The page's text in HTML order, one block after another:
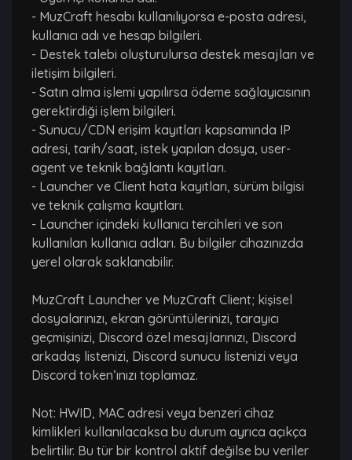
- MuzCraft hesabı kullanılıyorsa e-posta adresi,
kullanıcı adı ve hesap bilgileri.
- Destek talebi oluşturulursa destek mesajları ve
iletişim bilgileri.
- Satın alma işlemi yapılırsa ödeme sağlayıcısının
gerektirdiği işlem bilgileri.
- Sunucu/CDN erişim kayıtları kapsamında IP
adresi, tarih/saat, istek yapılan dosya, user-
agent ve teknik bağlantı kayıtları.
- Launcher ve Client hata kayıtları, sürüm bilgisi
ve teknik çalışma kayıtları.
- Launcher içindeki kullanıcı tercihleri ve son
kullanılan kullanıcı adları. Bu bilgiler cihazınızda
yerel olarak saklanabilir.
MuzCraft Launcher ve MuzCraft Client; kişisel
dosyalarınızı, ekran görüntülerinizi, tarayıcı
geçmişinizi, Discord özel mesajlarınızı, Discord
arkadaş listenizi, Discord sunucu listenizi veya
Discord token’ınızı toplamaz.
Not: HWID, MAC adresi veya benzeri cihaz
kimlikleri kullanılacaksa bu durum ayrıca açıkça
belirtilir. Bu tür bir kontrol aktif değilse bu veriler